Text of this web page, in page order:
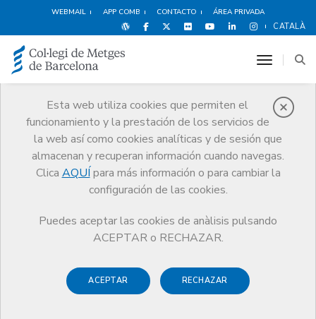
WEBMAIL APP COMB CONTACTO ÁREA PRIVADA
CATALÀ
Esta web utiliza cookies que permiten el
funcionamiento y la prestación de los servicios de
la web así como cookies analíticas y de sesión que
almacenan y recuperan información cuando navegas.
Clica AQUÍ para más información o para cambiar la
configuración de las cookies.
Puedes aceptar las cookies de anàlisis pulsando
ACEPTAR o RECHAZAR.
ACEPTAR RECHAZAR
toggle
Premios
El CoMB Guardonat Edició 2011
Guardonat Edició 2011